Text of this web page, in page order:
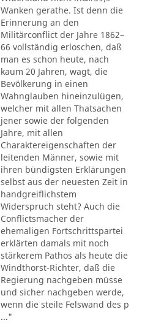
Wanken gerathe. Ist denn die
Erinnerung an den
Militärconflict der Jahre 1862–
66 vollständig erloschen, daß
man es schon heute, nach
kaum 20 Jahren, wagt, die
Bevölkerung in einen
Wahnglauben hineinzulügen,
welcher mit allen Thatsachen
jener sowie der folgenden
Jahre, mit allen
Charaktereigenschaften der
leitenden Männer, sowie mit
ihren bündigsten Erklärungen
selbst aus der neuesten Zeit in
handgreiflichstem
Widerspruch steht? Auch die
Conflictsmacher der
ehemaligen Fortschrittspartei
erklärten damals mit noch
stärkerem Pathos als heute die
Windthorst-Richter, daß die
Regierung nachgeben müsse
und sicher nachgeben werde,
wenn die steile Felswand des p
..."